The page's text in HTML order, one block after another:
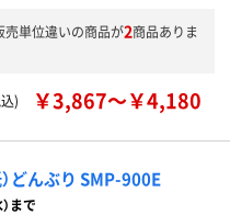
単位違いの商品が2商品ありま
) ￥3,867～￥4,180
どんぶり SMP-900E
まで